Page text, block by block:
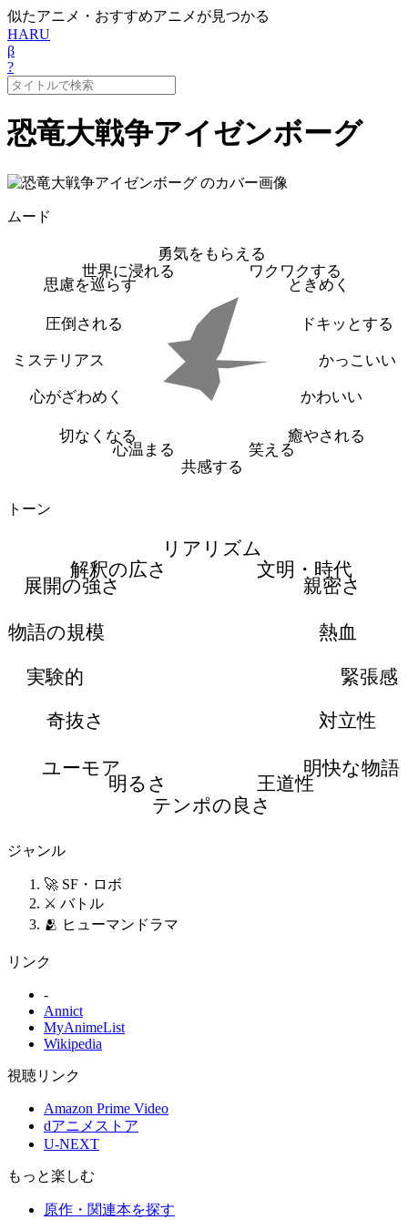
似たアニメ・おすすめアニメが見つかる
HARU
β
?
恐竜大戦争アイゼンボーグ
ムード
勇気をもらえる
ワクワクする
ときめく
ドキッとする
かっこいい
かわいい
癒やされる
笑える
共感する
心温まる
切なくなる
心がざわめく
ミステリアス
圧倒される
思慮を巡らす
世界に浸れる
トーン
リアリズム
文明・時代
親密さ
熱血
緊張感
対立性
明快な物語
王道性
テンポの良さ
明るさ
ユーモア
奇抜さ
実験的
物語の規模
展開の強さ
解釈の広さ
ジャンル
🚀 SF・ロボ
⚔️ バトル
🫂 ヒューマンドラマ
リンク
-
Annict
MyAnimeList
Wikipedia
視聴リンク
Amazon Prime Video
dアニメストア
U-NEXT
もっと楽しむ
原作・関連本を探す